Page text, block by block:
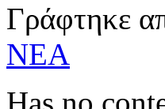
Γράφτηκε
ΝΕΑ
Has no